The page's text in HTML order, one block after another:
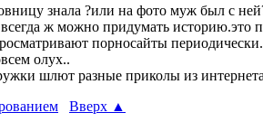
знала ?или на фото муж был с
всегда ж можно придумать
порносайты периодически.
олух..
шлют разные приколы из
Вверх ▲